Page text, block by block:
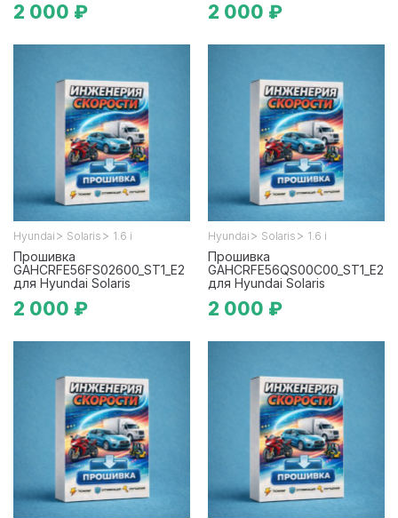
2 000 ₽ 2 000 ₽
Hyundai > Solaris > 1.6 i
Прошивка
GAHCRFE56FS02600_ST1_E2
для Hyundai Solaris
2 000 ₽
Hyundai > Solaris > 1.6 i
Прошивка
GAHCRFE56QS00C00_ST1_E2
для Hyundai Solaris
2 000 ₽